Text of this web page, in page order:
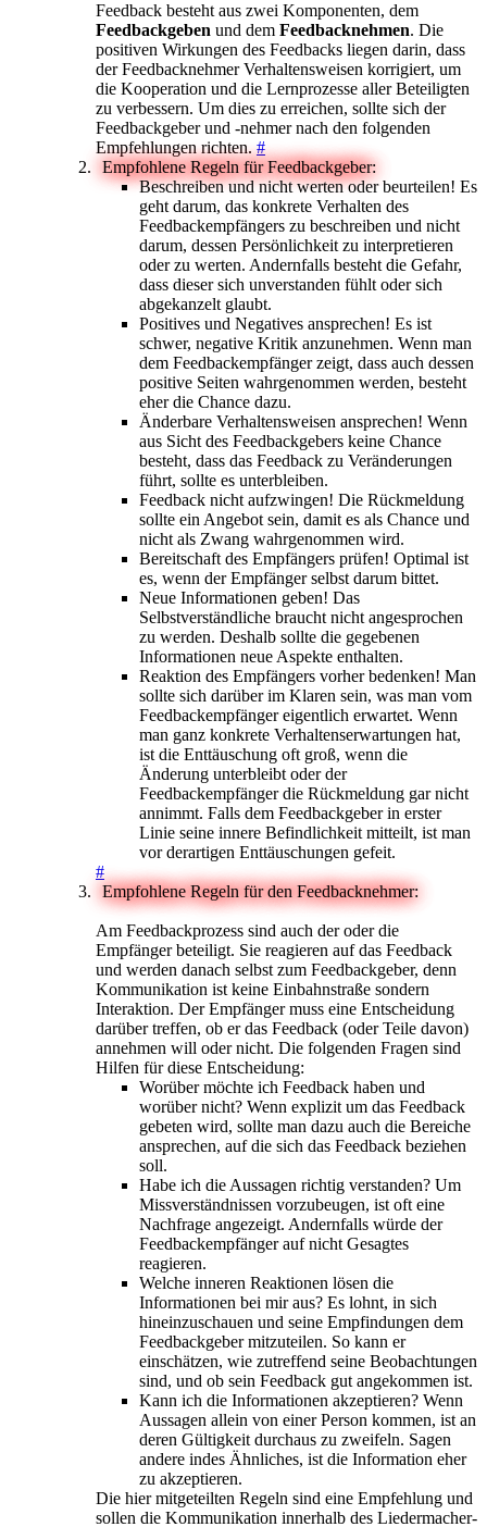
Feedback besteht aus zwei Komponenten, dem
Feedbackgeben und dem Feedbacknehmen. Die
positiven Wirkungen des Feedbacks liegen darin, dass
der Feedbacknehmer Verhaltensweisen korrigiert, um
die Kooperation und die Lernprozesse aller Beteiligten
zu verbessern. Um dies zu erreichen, sollte sich der
Feedbackgeber und -nehmer nach den folgenden
Empfehlungen richten.#
Empfohlene Regeln für Feedbackgeber:
Beschreiben und nicht werten oder beurteilen! Es
geht darum, das konkrete Verhalten des
Feedbackempfängers zu beschreiben und nicht
darum, dessen Persönlichkeit zu interpretieren
oder zu werten. Andernfalls besteht die Gefahr,
dass dieser sich unverstanden fühlt oder sich
abgekanzelt glaubt.
Positives und Negatives ansprechen! Es ist
schwer, negative Kritik anzunehmen. Wenn man
dem Feedbackempfänger zeigt, dass auch dessen
positive Seiten wahrgenommen werden, besteht
eher die Chance dazu.
Änderbare Verhaltensweisen ansprechen! Wenn
aus Sicht des Feedbackgebers keine Chance
besteht, dass das Feedback zu Veränderungen
führt, sollte es unterbleiben.
Feedback nicht aufzwingen! Die Rückmeldung
sollte ein Angebot sein, damit es als Chance und
nicht als Zwang wahrgenommen wird.
Bereitschaft des Empfängers prüfen! Optimal ist
es, wenn der Empfänger selbst darum bittet.
Neue Informationen geben! Das
Selbstverständliche braucht nicht angesprochen
zu werden. Deshalb sollte die gegebenen
Informationen neue Aspekte enthalten.
Reaktion des Empfängers vorher bedenken! Man
sollte sich darüber im Klaren sein, was man vom
Feedbackempfänger eigentlich erwartet. Wenn
man ganz konkrete Verhaltenserwartungen hat,
ist die Enttäuschung oft groß, wenn die
Änderung unterbleibt oder der
Feedbackempfänger die Rückmeldung gar nicht
annimmt. Falls dem Feedbackgeber in erster
Linie seine innere Befindlichkeit mitteilt, ist man
vor derartigen Enttäuschungen gefeit.
#
Empfohlene Regeln für den Feedbacknehmer:
Am Feedbackprozess sind auch der oder die
Empfänger beteiligt. Sie reagieren auf das Feedback
und werden danach selbst zum Feedbackgeber, denn
Kommunikation ist keine Einbahnstraße sondern
Interaktion. Der Empfänger muss eine Entscheidung
darüber treffen, ob er das Feedback (oder Teile davon)
annehmen will oder nicht. Die folgenden Fragen sind
Hilfen für diese Entscheidung:
Worüber möchte ich Feedback haben und
worüber nicht? Wenn explizit um das Feedback
gebeten wird, sollte man dazu auch die Bereiche
ansprechen, auf die sich das Feedback beziehen
soll.
Habe ich die Aussagen richtig verstanden? Um
Missverständnissen vorzubeugen, ist oft eine
Nachfrage angezeigt. Andernfalls würde der
Feedbackempfänger auf nicht Gesagtes
reagieren.
Welche inneren Reaktionen lösen die
Informationen bei mir aus? Es lohnt, in sich
hineinzuschauen und seine Empfindungen dem
Feedbackgeber mitzuteilen. So kann er
einschätzen, wie zutreffend seine Beobachtungen
sind, und ob sein Feedback gut angekommen ist.
Kann ich die Informationen akzeptieren? Wenn
Aussagen allein von einer Person kommen, ist an
deren Gültigkeit durchaus zu zweifeln. Sagen
andere indes Ähnliches, ist die Information eher
zu akzeptieren.
Die hier mitgeteilten Regeln sind eine Empfehlung und
sollen die Kommunikation innerhalb des Liedermacher-